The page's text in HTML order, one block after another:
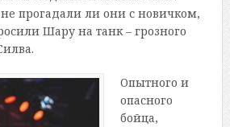
прогадали ли они с новичком,
Шару на танк – грозного
Опытного и
опасного
бойца,